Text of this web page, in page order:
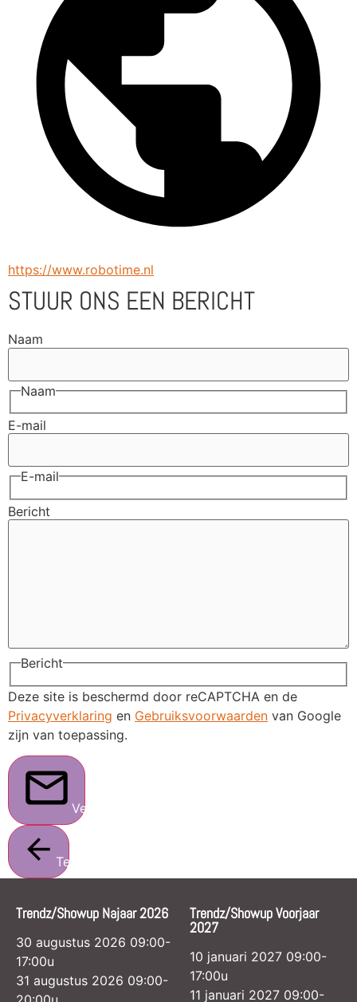
https://www.robotime.nl
STUUR ONS EEN BERICHT
Naam
Naam
E-mail
E-mail
Bericht
Bericht
Deze site is beschermd door reCAPTCHA en de
Privacyverklaring en Gebruiksvoorwaarden van Google
zijn van toepassing.
Verstuur
Terug
Trendz/Showup Najaar 2026
30 augustus 2026 09:00-
17:00u
31 augustus 2026 09:00-
Trendz/Showup Voorjaar
2027
10 januari 2027 09:00-
17:00u
11 januari 2027 09:00-